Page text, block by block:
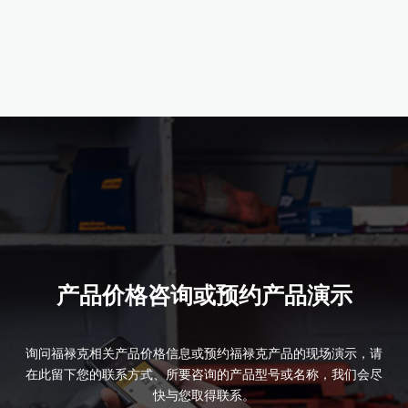
产品价格咨询或预约产品演示
询问福禄克相关产品价格信息或预约福禄克产品的现场演示，请
在此留下您的联系方式、所要咨询的产品型号或名称，我们会尽
快与您取得联系。